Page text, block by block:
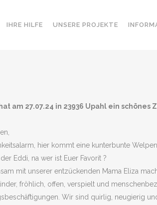
IHRE HILFE UNSERE PROJEKTE
am 27.07.24 in 23936 Upahl ein
hier kommt eine kunterbunte
Eddi, na wer ist Euer Favorit ?
mit unserer entzückenden Mama Eliza
fröhlich, offen, verspielt und
Wir sind quirlig, neugierig